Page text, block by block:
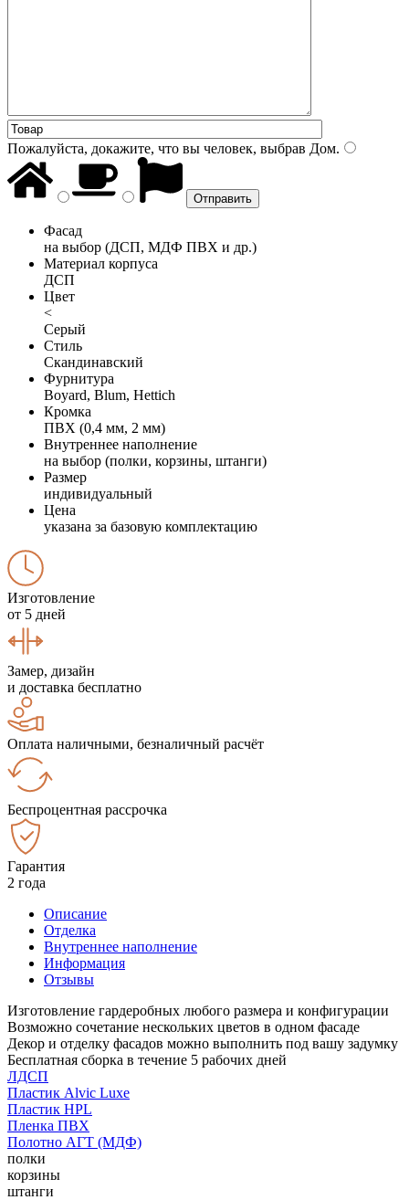
Пожалуйста, докажите, что вы человек, выбрав Дом.
Фасад
на выбор (ДСП, МДФ ПВХ и др.)
Материал корпуса
ДСП
Цвет
<
Серый
Стиль
Скандинавский
Фурнитура
Boyard, Blum, Hettich
Кромка
ПВХ (0,4 мм, 2 мм)
Внутреннее наполнение
на выбор (полки, корзины, штанги)
Размер
индивидуальный
Цена
указана за базовую комплектацию
Изготовление
от 5 дней
Замер, дизайн
и доставка бесплатно
Оплата наличными, безналичный расчёт
Беспроцентная рассрочка
Гарантия
2 года
Описание
Отделка
Внутреннее наполнение
Информация
Отзывы
Изготовление гардеробных любого размера и конфигурации
Возможно сочетание нескольких цветов в одном фасаде
Декор и отделку фасадов можно выполнить под вашу задумку
Бесплатная сборка в течение 5 рабочих дней
ЛДСП
Пластик Alvic Luxe
Пластик HPL
Пленка ПВХ
Полотно АГТ (МДФ)
полки
корзины
штанги